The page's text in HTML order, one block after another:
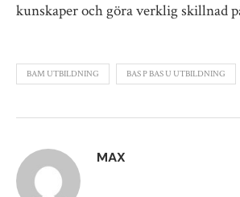
kunskaper och göra verklig skillnad
BAM UTBILDNING BAS P BAS U UTBILDNING
MAX